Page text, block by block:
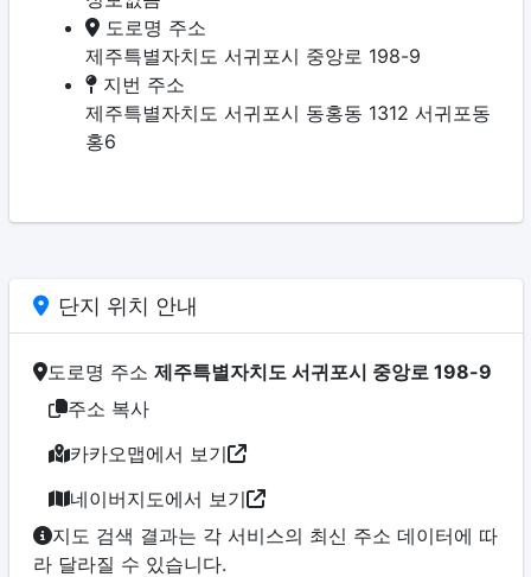
도로명 주소
제주특별자치도 서귀포시 중앙로 198-9
지번 주소
제주특별자치도 서귀포시 동홍동 1312 서귀포동
홍6
단지 위치 안내
도로명 주소 제주특별자치도 서귀포시 중앙로 198-9
주소 복사
카카오맵에서 보기
네이버지도에서 보기
지도 검색 결과는 각 서비스의 최신 주소 데이터에 따
라 달라질 수 있습니다.